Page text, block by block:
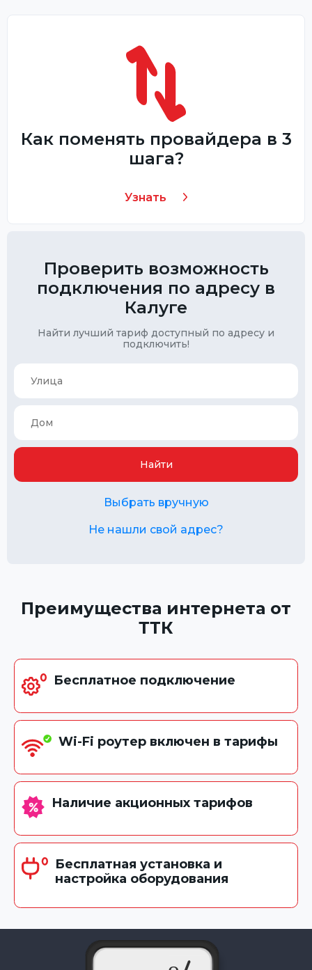
Как поменять провайдера в 3
шага?
Узнать
Проверить возможность
подключения по адресу в
Калуге
Найти лучший тариф доступный по адресу и
подключить!
Найти
Выбрать вручную
Не нашли свой адрес?
Преимущества интернета от
ТТК
Бесплатное подключение
Wi-Fi роутер включен в тарифы
Наличие акционных тарифов
Бесплатная установка и
настройка оборудования